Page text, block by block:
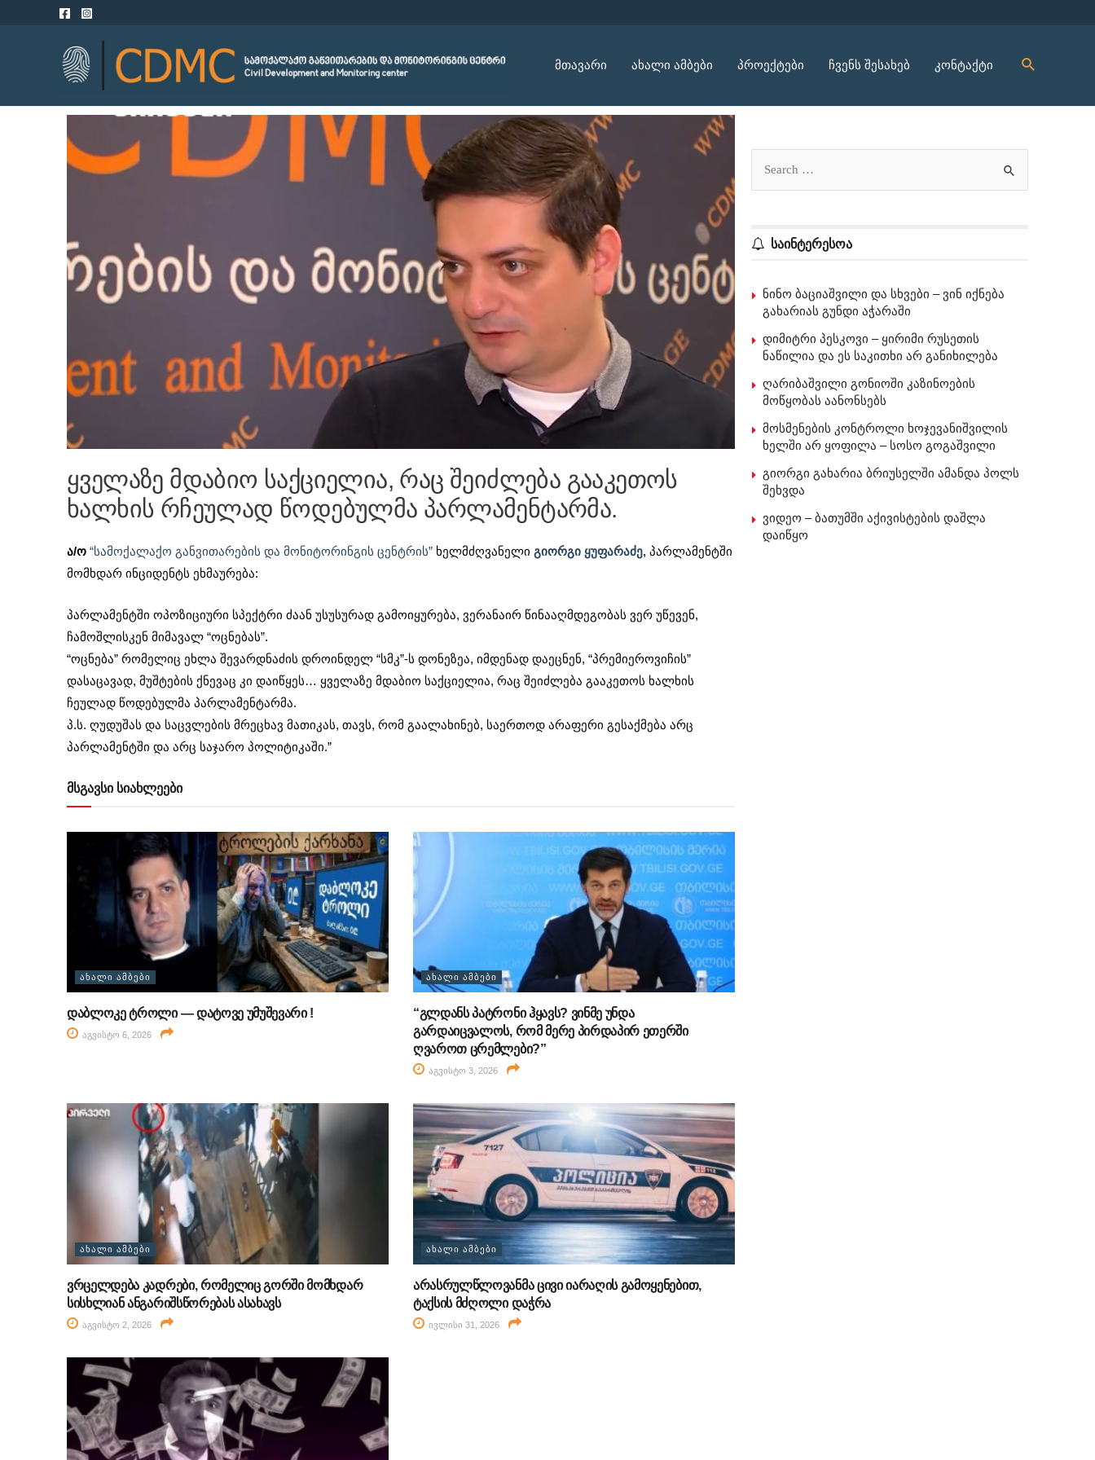
მთავარი ახალი ამბები პროექტები ჩვენს შესახებ კონტაქტი
ყველაზე მდაბიო საქციელია, რაც შეიძლება გააკეთოს
ხალხის რჩეულად წოდებულმა პარლამენტარმა.
ა/ო “სამოქალაქო განვითარების და მონიტორინგის ცენტრის” ხელმძღვანელი გიორგი ყუფარაძე, პარლამენტში
მომხდარ ინციდენტს ეხმაურება:
პარლამენტში ოპოზიციური სპექტრი ძაან უსუსურად გამოიყურება, ვერანაირ წინააღმდეგობას ვერ უწევენ,
ჩამოშლისკენ მიმავალ “ოცნებას”.
“ოცნება” რომელიც ეხლა შევარდნაძის დროინდელ “სმკ”-ს დონეზეა, იმდენად დაეცნენ, “პრემიეროვიჩის”
დასაცავად, მუშტების ქნევაც კი დაიწყეს… ყველაზე მდაბიო საქციელია, რაც შეიძლება გააკეთოს ხალხის
ჩეულად წოდებულმა პარლამენტარმა.
პ.ს. ღუდუშას და საცვლების მრეცხავ მათიკას, თავს, რომ გაალახინებ, საერთოდ არაფერი გესაქმება არც
პარლამენტში და არც საჯარო პოლიტიკაში.”
მსგავსი სიახლეები
ᲐᲮᲐᲚᲘ ᲐᲛᲑᲔᲑᲘ
დაბლოკე ტროლი — დატოვე უმუშევარი !
აგვისტო 6, 2026
ᲐᲮᲐᲚᲘ ᲐᲛᲑᲔᲑᲘ
“გლდანს პატრონი ჰყავს? ვინმე უნდა
გარდაიცვალოს, რომ მერე პირდაპირ ეთერში
ღვაროთ ცრემლები?”
აგვისტო 3, 2026
ᲐᲮᲐᲚᲘ ᲐᲛᲑᲔᲑᲘ
ვრცელდება კადრები, რომელიც გორში მომხდარ
სისხლიან ანგარიშსწორებას ასახავს
აგვისტო 2, 2026
ᲐᲮᲐᲚᲘ ᲐᲛᲑᲔᲑᲘ
არასრულწლოვანმა ცივი იარაღის გამოყენებით,
ტაქსის მძღოლი დაჭრა
ივლისი 31, 2026
საინტერესოა
ნინო ბაციაშვილი და სხვები – ვინ იქნება
გახარიას გუნდი აჭარაში
დიმიტრი პესკოვი – ყირიმი რუსეთის
ნაწილია და ეს საკითხი არ განიხილება
ღარიბაშვილი გონიოში კაზინოების
მოწყობას აანონსებს
მოსმენების კონტროლი ხოჯევანიშვილის
ხელში არ ყოფილა – სოსო გოგაშვილი
გიორგი გახარია ბრიუსელში ამანდა პოლს
შეხვდა
ვიდეო – ბათუმში აქივისტების დაშლა
დაიწყო